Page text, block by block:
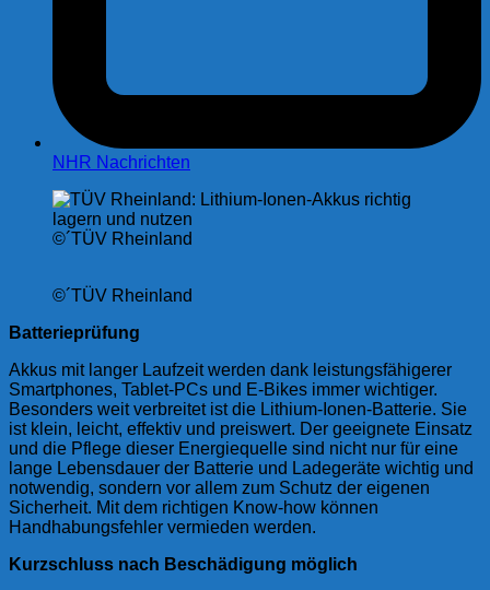
NHR Nachrichten
©´TÜV Rheinland
©´TÜV Rheinland
Batterieprüfung
Akkus mit langer Laufzeit werden dank leistungsfähigerer
Smartphones, Tablet-PCs und E-Bikes immer wichtiger.
Besonders weit verbreitet ist die Lithium-Ionen-Batterie. Sie
ist klein, leicht, effektiv und preiswert. Der geeignete Einsatz
und die Pflege dieser Energiequelle sind nicht nur für eine
lange Lebensdauer der Batterie und Ladegeräte wichtig und
notwendig, sondern vor allem zum Schutz der eigenen
Sicherheit. Mit dem richtigen Know-how können
Handhabungsfehler vermieden werden.
Kurzschluss nach Beschädigung möglich